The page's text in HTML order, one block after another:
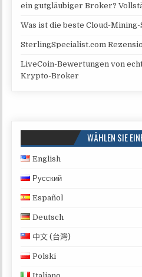
ein gutgläubiger Broker?
Was ist die beste Cloud-
SterlingSpecialist.com
LiveCoin-Bewertungen von
Krypto-Broker
WÄHLEN SIE
English
Русский
Español
Deutsch
中文 (台灣)
Polski